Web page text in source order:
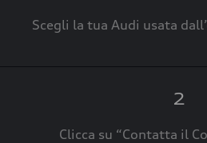
Scegli la tua Audi usata
2
Clicca su “Contatta il